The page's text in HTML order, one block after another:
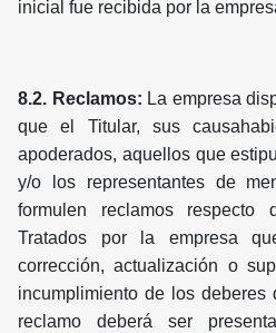
inicial fue recibida por la
8.2. Reclamos: La empresa
que el Titular, sus
apoderados, aquellos que
y/o los representantes de
formulen reclamos respecto
Tratados por la empresa
corrección, actualización o
incumplimiento de los deberes
reclamo deberá ser